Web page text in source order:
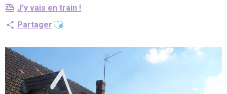
J'y vais en train !
Partager Ajouter aux favoris